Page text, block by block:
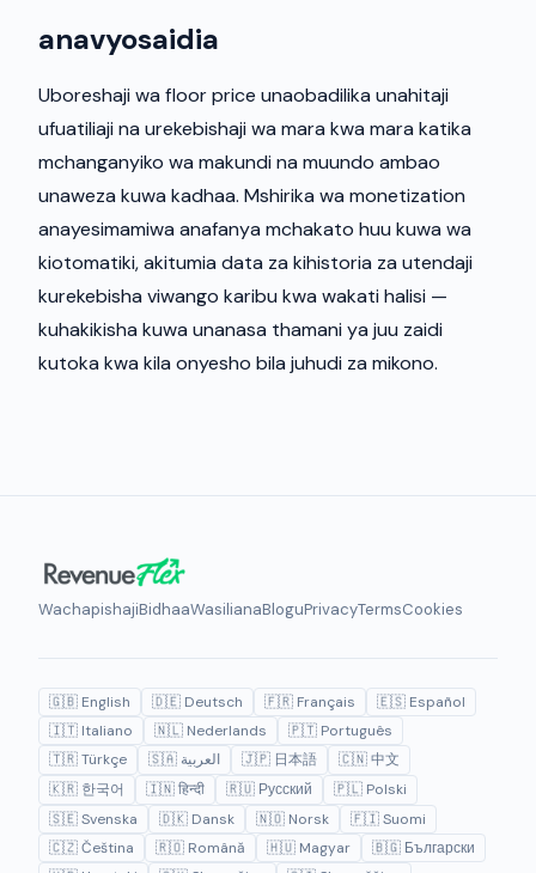
anavyosaidia
Uboreshaji wa floor price unaobadilika unahitaji
ufuatiliaji na urekebishaji wa mara kwa mara katika
mchanganyiko wa makundi na muundo ambao
unaweza kuwa kadhaa. Mshirika wa monetization
anayesimamiwa anafanya mchakato huu kuwa wa
kiotomatiki, akitumia data za kihistoria za utendaji
kurekebisha viwango karibu kwa wakati halisi —
kuhakikisha kuwa unanasa thamani ya juu zaidi
kutoka kwa kila onyesho bila juhudi za mikono.
WachapishajiBidhaaWasilianaBloguPrivacyTermsCookies
🇬🇧 English 🇩🇪 Deutsch 🇫🇷 Français
🇪🇸 Español
🇮🇹 Italiano
🇳🇱 Nederlands
🇵🇹 Português
🇹🇷 Türkçe
🇸🇦 العربية 🇯🇵 日本語
🇨🇳 中文
🇰🇷 한국어
🇮🇳 हिन्दी 🇷🇺 Русский
🇵🇱 Polski
🇸🇪 Svenska
🇩🇰 Dansk 🇳🇴 Norsk
🇫🇮 Suomi
🇨🇿 Čeština
🇷🇴 Română 🇭🇺 Magyar
🇧🇬 Български